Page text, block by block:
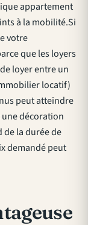
appartement
à la mobilité.Si
votre
que les loyers
loyer entre un
locatif)
peut atteindre
décoration
de la durée de
demandé peut